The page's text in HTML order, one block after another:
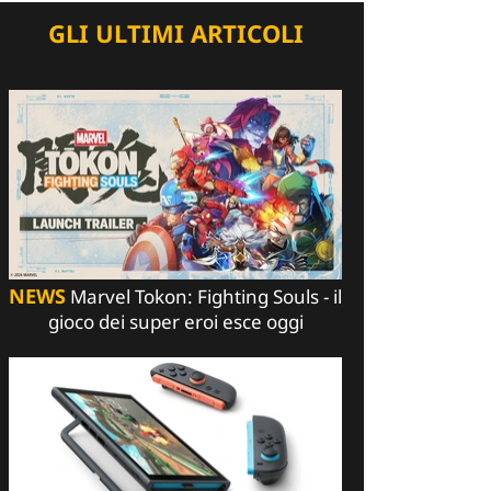
GLI ULTIMI ARTICOLI
NEWS Marvel Tokon: Fighting Souls - il
gioco dei super eroi esce oggi